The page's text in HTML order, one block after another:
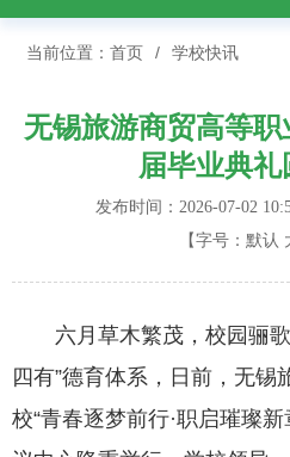
当前位置： 首页 / 学校快讯
无锡旅游商贸高等职
届毕业典
发布时间：2026-07-02
【字号： 默认
六月草木繁茂，校园骊歌
四有”德育体系，日前，无锡
校“青春逐梦前行·职启璀璨